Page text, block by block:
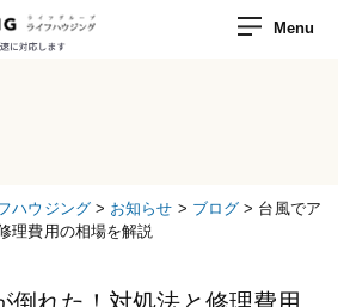
Menu
ハウジング> お知らせ > ブログ > 台風でア
理費用の相場を解説